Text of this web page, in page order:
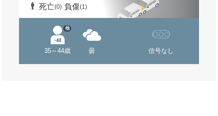
死亡(0) 負傷(1)
35～44歳
他
曇 信号なし